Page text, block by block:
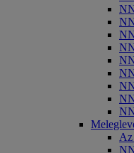
Az